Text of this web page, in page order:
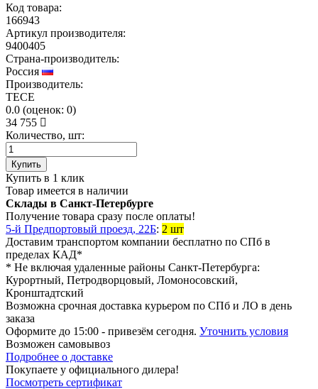
Код товара:
166943
Артикул производителя:
9400405
Страна-производитель:
Россия
Производитель:
TECE
0.0 (оценок: 0)
34 755
Количество, шт:
Купить
Купить в 1 клик
Товар имеется в наличии
Склады в Санкт-Петербурге
Получение товара сразу после оплаты!
5-й Предпортовый проезд, 22Б: 2 шт
Доставим транспортом компании бесплатно по СПб в
пределах КАД*
* Не включая удаленные районы Санкт-Петербурга:
Курортный, Петродворцовый, Ломоносовский,
Кронштадтский
Возможна срочная доставка курьером по СПб и ЛО в день
заказа
Оформите до 15:00 - привезём сегодня. Уточнить условия
Возможен самовывоз
Подробнее о доставке
Покупаете у официального дилера!
Посмотреть сертификат